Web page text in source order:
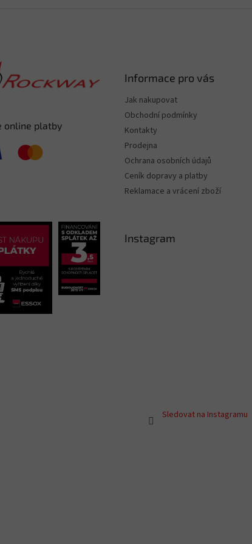
online platby
Informace pro vás
Jak nakupovat
Obchodní podmínky
Kontakty
Prodejna
Ochrana osobních údajů
Ceník dopravy a platby
Reklamace a vrácení zboží
Instagram
Sledovat na Instagramu